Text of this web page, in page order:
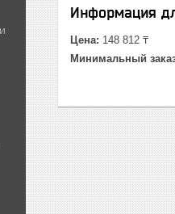
Информация
Цена: 148 812 ₸
Минимальный